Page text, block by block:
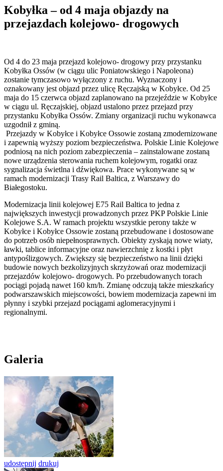
Kobyłka – od 4 maja objazdy na
przejazdach kolejowo- drogowych
Od 4 do 23 maja przejazd kolejowo- drogowy przy przystanku
Kobyłka Ossów (w ciągu ulic Poniatowskiego i Napoleona)
zostanie tymczasowo wyłączony z ruchu. Wyznaczony i
oznakowany jest objazd przez ulicę Ręczajską w Kobyłce. Od 25
maja do 15 czerwca objazd zaplanowano na przejeździe w Kobyłce
w ciągu ul. Ręczajskiej, objazd ustalono przez przejazd przy
przystanku Kobyłka Ossów. Zmiany organizacji ruchu wykonawca
uzgodnił z gminą.
Przejazdy w Kobyłce i Kobyłce Ossowie zostaną zmodernizowane
i zapewnią wyższy poziom bezpieczeństwa. Polskie Linie Kolejowe
podniosą na nich poziom zabezpieczenia – zainstalowane zostaną
nowe urządzenia sterowania ruchem kolejowym, rogatki oraz
sygnalizacja świetlna i dźwiękowa. Prace wykonywane są w
ramach modernizacji Trasy Rail Baltica, z Warszawy do
Białegostoku.
Modernizacja linii kolejowej E75 Rail Baltica to jedna z
największych inwestycji prowadzonych przez PKP Polskie Linie
Kolejowe S.A. W ramach projektu wszystkie perony także w
Kobyłce i Kobyłce Ossowie zostaną przebudowane i dostosowane
do potrzeb osób niepełnosprawnych. Obiekty zyskają nowe wiaty,
ławki, tablice informacyjne oraz nawierzchnię z kostki i płyt
antypoślizgowych. Zwiększy się bezpieczeństwo na linii dzięki
budowie nowych bezkolizyjnych skrzyżowań oraz modernizacji
przejazdów kolejowo- drogowych. Po przebudowanych torach
pociągi pojadą nawet 160 km/h. Zmianę odczują także mieszkańcy
podwarszawskich miejscowości, bowiem modernizacja zapewni im
płynny i szybki przejazd pociągami aglomeracyjnymi i
regionalnymi.
Galeria
udostępnij drukuj